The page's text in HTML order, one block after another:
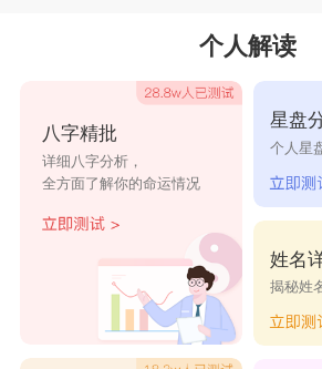
男是居家型男人，很会过日子，
持要把每一分钱都花在该花的地
费，也不喜欢花冤枉钱。属羊女
小姐的性格，对于钱财方面不是
动消费，花起钱来大手大脚。在
者实在是很难磨合。属牛男的脾
决定了的事情就一定要坚持下去
回头，这一点让属羊女感到非常
觉得属羊女有些做作矫情，双方
个人解读
八字精批
详细八字分析，
全方面了解你的命运情况
星盘
个人星
姓名
揭秘姓